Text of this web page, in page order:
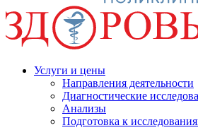
Услуги и цены
Направления деятельности
Диагностические
Анализы
Подготовка к